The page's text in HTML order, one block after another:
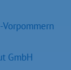
GmbH